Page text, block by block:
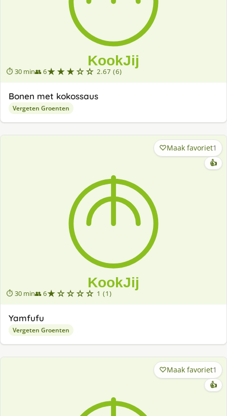
⏱ 30 min👥 6★★★☆☆ 2.67 (6)
Bonen met kokossaus
Vergeten Groenten
⏱ 30 min👥 6★☆☆☆☆ 1 (1)
Maak favoriet1
👍
Yamfufu
Vergeten Groenten
Maak favoriet1
👍